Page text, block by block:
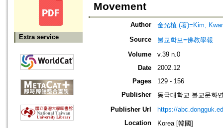
Extra service
Movement
Author
金光植 (著)=Kim,
Source
불교학보=佛教學報
Volume
v.39 n.0
Date
2002.12
Pages
129 - 156
Publisher
동국대학교 불교문화
Publisher Url
https://
Location
Korea [韓國]